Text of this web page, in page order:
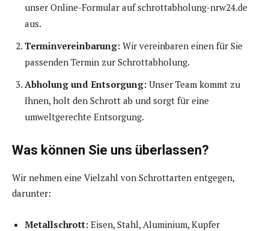
unser Online-Formular auf schrottabholung-nrw24.de
aus.
Terminvereinbarung: Wir vereinbaren einen für Sie
passenden Termin zur Schrottabholung.
Abholung und Entsorgung: Unser Team kommt zu
Ihnen, holt den Schrott ab und sorgt für eine
umweltgerechte Entsorgung.
Was können Sie uns überlassen?
Wir nehmen eine Vielzahl von Schrottarten entgegen,
darunter:
Metallschrott: Eisen, Stahl, Aluminium, Kupfer